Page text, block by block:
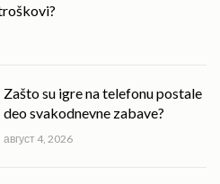
Zašto su igre na telefonu postale
deo svakodnevne zabave?
август 4, 2026